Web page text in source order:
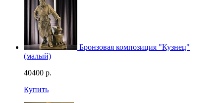
Бронзовая композиция "Кузнец"
(малый)
40400 р.
Купить